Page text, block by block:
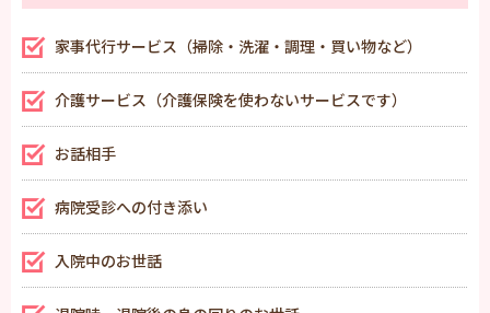
家事代行サービス（掃除・洗濯・調理・買い物など）
介護サービス（介護保険を使わないサービスです）
お話相手
病院受診への付き添い
入院中のお世話